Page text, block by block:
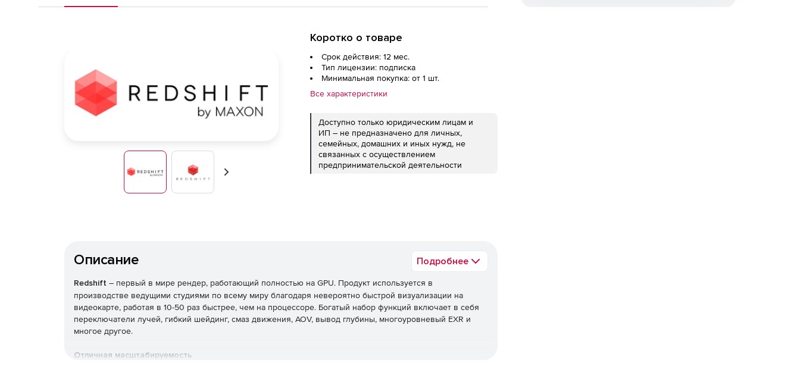
Вперед
Коротко о товаре
Срок действия: 12 мес.
Тип лицензии: подписка
Минимальная покупка: от 1 шт.
Все характеристики
Доступно только юридическим лицам и
ИП – не предназначено для личных,
семейных, домашних и иных нужд, не
связанных с осуществлением
предпринимательской деятельности
Описание Подробнее
Redshift – первый в мире рендер, работающий полностью на GPU. Продукт используется в
производстве ведущими студиями по всему миру благодаря невероятно быстрой визуализации на
видеокарте, работая в 10-50 раз быстрее, чем на процессоре. Богатый набор функций включает в себя
переключатели лучей, гибкий шейдинг, смаз движения, AOV, вывод глубины, многоуровневый EXR и
многое другое.
Отличная масштабируемость